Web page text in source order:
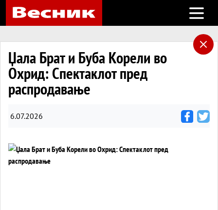
Open
Џала Брат и Буба Корели во
Охрид: Спектаклот пред
распродавање
6.07.2026